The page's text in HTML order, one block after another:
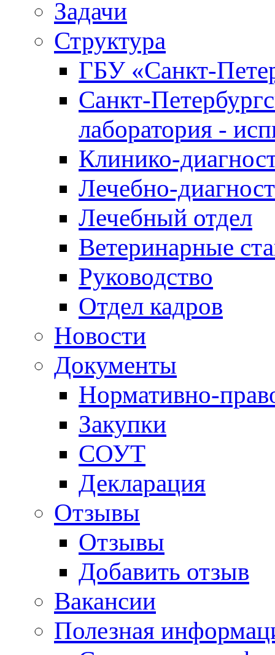
Задачи
Структура
ГБУ «Санкт-
Санкт-
лаборатория -
Клинико-
Лечебно-
Лечебный отдел
Ветеринарные
Руководство
Отдел кадров
Новости
Документы
Нормативно-
Закупки
СОУТ
Декларация
Отзывы
Отзывы
Добавить отзыв
Вакансии
Полезная